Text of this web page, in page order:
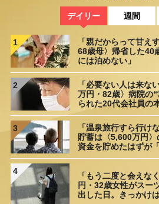
デイリー 週間
1
「親だからって甘え
68歳母〉帰省した40
には泊めない」
2
「必要ない人は来
万円・82歳〉病院の
られた20代会社員の
3
「温泉旅行すら行
貯蓄は〈5,600万円
資金を貯めたはずが
4
「もう二度と会え
円・32歳女性がスー
出した日。きっかけ